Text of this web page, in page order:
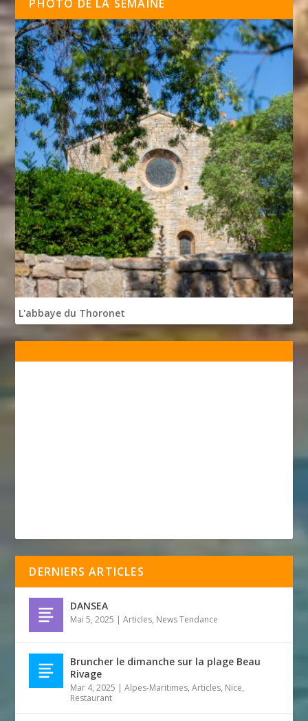
PHOTO DE LA SEMAINE
L'abbaye du Thoronet
DERNIERS ARTICLES
DANSEA
Mai 5, 2025 |Articles, News Tendance
Bruncher le dimanche sur la plage Beau
Rivage
Mar 4, 2025 |Alpes-Maritimes,Articles, Nice,
Restaurant